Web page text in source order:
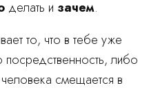
делать и зачем.
то, что в тебе уже
посредственность, либо
смещается в